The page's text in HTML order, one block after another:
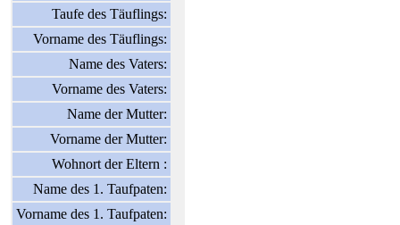
Taufe des Täuflings:
Vorname des Täuflings:
Name des Vaters:
Vorname des Vaters:
Name der Mutter:
Vorname der Mutter:
Wohnort der Eltern :
Name des 1. Taufpaten:
Vorname des 1. Taufpaten: